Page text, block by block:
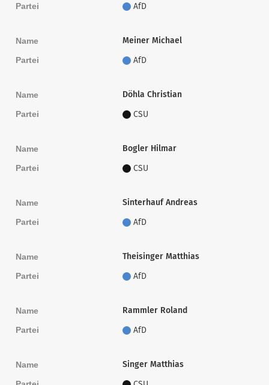
Partei AfD
Name Meiner Michael
Partei AfD
Name Döhla Christian
Partei CSU
Name Bogler Hilmar
Partei CSU
Name Sinterhauf Andreas
Partei AfD
Name Theisinger Matthias
Partei AfD
Name Rammler Roland
Partei AfD
Name Singer Matthias